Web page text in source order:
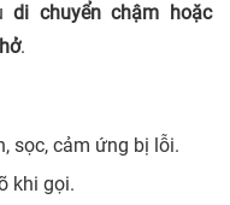
di chuyển chậm hoặc
.
sọc, cảm ứng bị lỗi.
khi gọi.